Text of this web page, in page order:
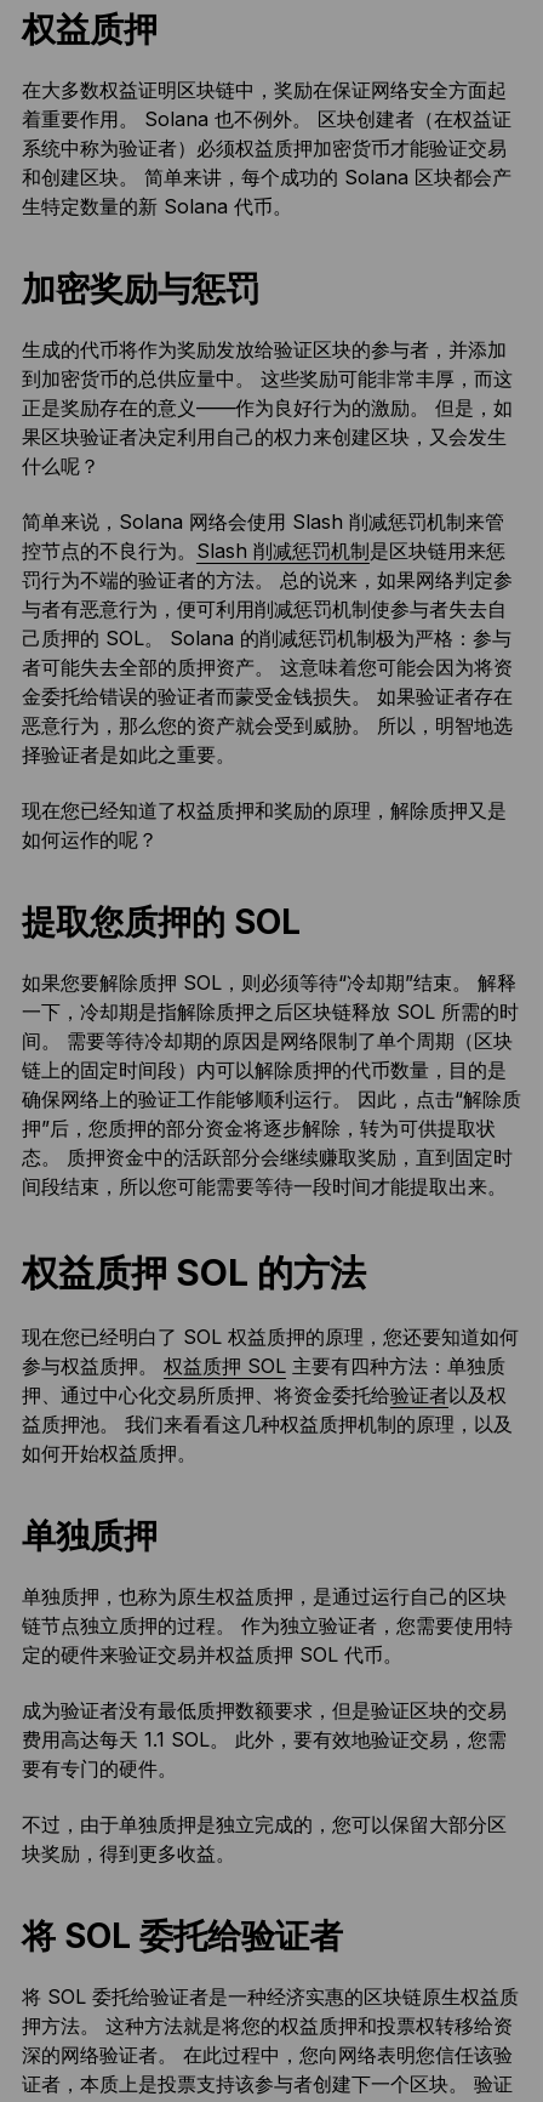
权益质押
在大多数权益证明区块链中，奖励在保证网络安全方面起
着重要作用。 Solana 也不例外。 区块创建者（在权益证
系统中称为验证者）必须权益质押加密货币才能验证交易
和创建区块。 简单来讲，每个成功的 Solana 区块都会产
生特定数量的新 Solana 代币。
加密奖励与惩罚
生成的代币将作为奖励发放给验证区块的参与者，并添加
到加密货币的总供应量中。 这些奖励可能非常丰厚，而这
正是奖励存在的意义——作为良好行为的激励。 但是，如
果区块验证者决定利用自己的权力来创建区块，又会发生
什么呢？
简单来说，Solana 网络会使用 Slash 削减惩罚机制来管
控节点的不良行为。 Slash 削减惩罚机制是区块链用来惩
罚行为不端的验证者的方法。 总的说来，如果网络判定参
与者有恶意行为，便可利用削减惩罚机制使参与者失去自
己质押的 SOL。 Solana 的削减惩罚机制极为严格：参与
者可能失去全部的质押资产。 这意味着您可能会因为将资
金委托给错误的验证者而蒙受金钱损失。 如果验证者存在
恶意行为，那么您的资产就会受到威胁。 所以，明智地选
择验证者是如此之重要。
现在您已经知道了权益质押和奖励的原理，解除质押又是
如何运作的呢？
提取您质押的 SOL
如果您要解除质押 SOL，则必须等待“冷却期”结束。 解释
一下，冷却期是指解除质押之后区块链释放 SOL 所需的时
间。 需要等待冷却期的原因是网络限制了单个周期（区块
链上的固定时间段）内可以解除质押的代币数量，目的是
确保网络上的验证工作能够顺利运行。 因此，点击“解除质
押”后，您质押的部分资金将逐步解除，转为可供提取状
态。 质押资金中的活跃部分会继续赚取奖励，直到固定时
间段结束，所以您可能需要等待一段时间才能提取出来。
权益质押 SOL 的方法
现在您已经明白了 SOL 权益质押的原理，您还要知道如何
参与权益质押。 权益质押 SOL主要有四种方法：单独质
押、通过中心化交易所质押、将资金委托给验证者以及权
益质押池。 我们来看看这几种权益质押机制的原理，以及
如何开始权益质押。
单独质押
单独质押，也称为原生权益质押，是通过运行自己的区块
链节点独立质押的过程。 作为独立验证者，您需要使用特
定的硬件来验证交易并权益质押 SOL 代币。
成为验证者没有最低质押数额要求，但是验证区块的交易
费用高达每天 1.1 SOL。 此外，要有效地验证交易，您需
要有专门的硬件。
不过，由于单独质押是独立完成的，您可以保留大部分区
块奖励，得到更多收益。
将 SOL 委托给验证者
将 SOL 委托给验证者是一种经济实惠的区块链原生权益质
押方法。 这种方法就是将您的权益质押和投票权转移给资
深的网络验证者。 在此过程中，您向网络表明您信任该验
证者，本质上是投票支持该参与者创建下一个区块。 验证